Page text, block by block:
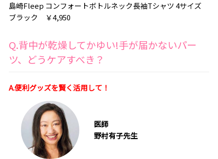
島崎Fleep コンフォートボトルネック長袖Tシャツ 4サイズ
ブラック ￥4,950
Q.背中が乾燥してかゆい!手が届かないパー
ツ、どうケアすべき？
A.便利グッズを賢く活用して！
医師
野村有子先生